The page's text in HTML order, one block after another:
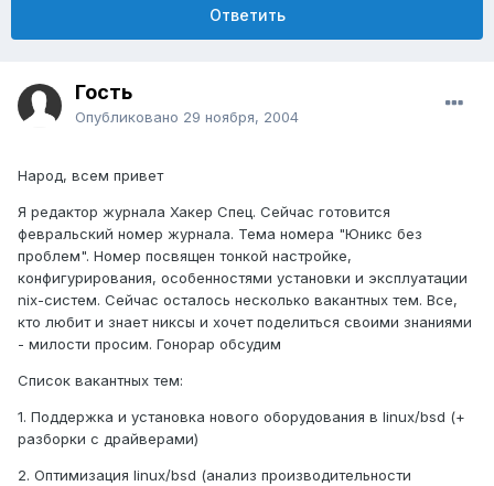
Ответить
Гость
Опубликовано 29 ноября, 2004
Народ, всем привет
Я редактор журнала Хакер Спец. Сейчас готовится
февральский номер журнала. Тема номера "Юникс без
проблем". Номер посвящен тонкой настройке,
конфигурирования, особенностями установки и эксплуатации
nix-систем. Сейчас осталось несколько вакантных тем. Все,
кто любит и знает никсы и хочет поделиться своими знаниями
- милости просим. Гонорар обсудим
Список вакантных тем:
1. Поддержка и установка нового оборудования в linux/bsd (+
разборки с драйверами)
2. Оптимизация linux/bsd (анализ производительности